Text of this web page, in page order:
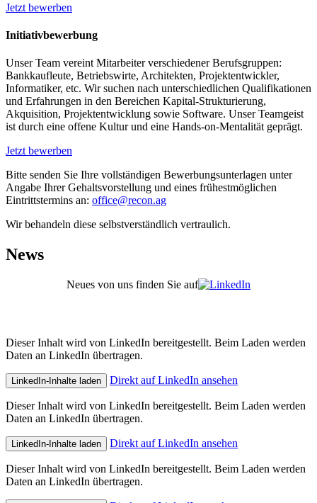
Jetzt bewerben
Initiativbewerbung
Unser Team vereint Mitarbeiter verschiedener Berufsgruppen:
Bankkaufleute, Betriebswirte, Architekten, Projektentwickler,
Informatiker, etc. Wir suchen nach unterschiedlichen Qualifikationen
und Erfahrungen in den Bereichen Kapital-Strukturierung,
Akquisition, Projektentwicklung sowie Software. Unser Teamgeist
ist durch eine offene Kultur und eine Hands-on-Mentalität geprägt.
Jetzt bewerben
Bitte senden Sie Ihre vollständigen Bewerbungsunterlagen unter
Angabe Ihrer Gehaltsvorstellung und eines frühestmöglichen
Eintrittstermins an: office@recon.ag
Wir behandeln diese selbstverständlich vertraulich.
News
Neues von uns finden Sie auf
Dieser Inhalt wird von LinkedIn bereitgestellt. Beim Laden werden
Daten an LinkedIn übertragen.
LinkedIn-Inhalte laden Direkt auf LinkedIn ansehen
Dieser Inhalt wird von LinkedIn bereitgestellt. Beim Laden werden
Daten an LinkedIn übertragen.
LinkedIn-Inhalte laden Direkt auf LinkedIn ansehen
Dieser Inhalt wird von LinkedIn bereitgestellt. Beim Laden werden
Daten an LinkedIn übertragen.